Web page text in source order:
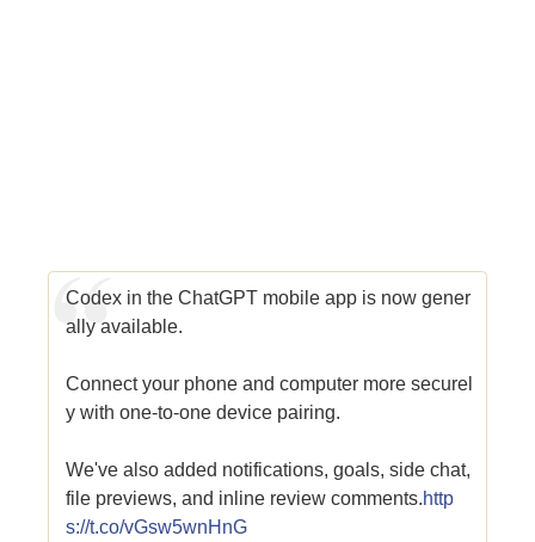
Codex in the ChatGPT mobile app is now gener
ally available.
Connect your phone and computer more securel
y with one-to-one device pairing.
We've also added notifications, goals, side chat,
file previews, and inline review comments.http
s://t.co/vGsw5wnHnG